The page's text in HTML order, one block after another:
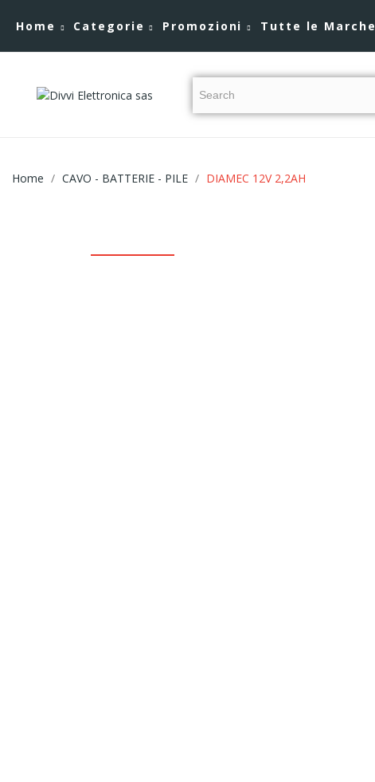
Home Categorie Promozioni Tutte le Marche
Home CAVO - BATTERIE - PILE DIAMEC 12V 2,2AH